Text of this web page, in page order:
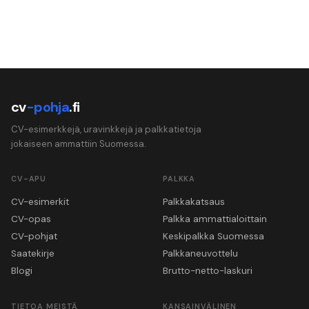
cv-pohja.fi
CV-esimerkkejä, uravinkkejä ja palkkatietoja
jokaiseen ammattiin Suomessa.
CV-APU
CV-esimerkit
CV-opas
CV-pohjat
Saatekirje
Blogi
PALKKA
Palkkakatsaus
Palkka ammattialoittain
Keskipalkka Suomessa
Palkkaneuvottelu
Brutto-netto-laskuri
TIETOA MEISTÄ KANSAINVÄLINEN